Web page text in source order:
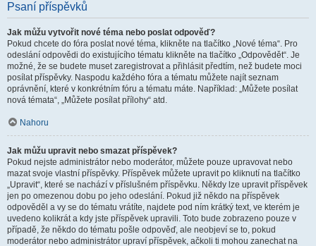
Psaní příspěvků
Jak můžu vytvořit nové téma nebo poslat odpověď?
Pokud chcete do fóra poslat nové téma, klikněte na tlačítko „Nové téma“. Pro
odeslání odpovědi do existujícího tématu klikněte na tlačítko „Odpovědět“. Je
možné, že se budete muset zaregistrovat a přihlásit předtím, než budete moci
posílat příspěvky. Naspodu každého fóra a tématu můžete najít seznam
oprávnění, které v konkrétním fóru a tématu máte. Například: „Můžete posílat
nová témata“, „Můžete posílat přílohy“ atd.
Nahoru
Jak můžu upravit nebo smazat příspěvek?
Pokud nejste administrátor nebo moderátor, můžete pouze upravovat nebo
mazat svoje vlastní příspěvky. Příspěvek můžete upravit po kliknutí na tlačítko
„Upravit“, které se nachází v příslušném příspěvku. Někdy lze upravit příspěvek
jen po omezenou dobu po jeho odeslání. Pokud již někdo na příspěvek
odpověděl a vy se do tématu vrátíte, najdete pod ním krátký text, ve kterém je
uvedeno kolikrát a kdy jste příspěvek upravili. Toto bude zobrazeno pouze v
případě, že někdo do tématu pošle odpověď, ale neobjeví se to, pokud
moderátor nebo administrátor upraví příspěvek, ačkoli ti mohou zanechat na